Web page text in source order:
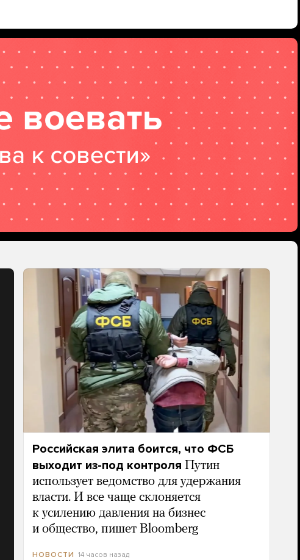
Российская элита боится, что ФСБ
выходит из-под контроля Путин
использует ведомство для удержания
власти. И все чаще склоняется
к усилению давления на бизнес
и общество, пишет Bloomberg
НОВОСТИ 14 часов назад